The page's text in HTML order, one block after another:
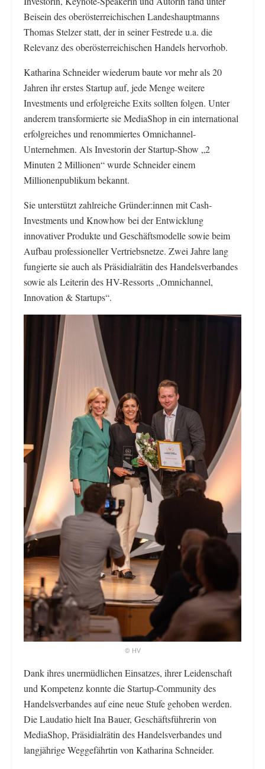
Beisein des oberösterreichischen Landeshauptmanns
Thomas Stelzer statt, der in seiner Festrede u.a. die
Relevanz des oberösterreichischen Handels hervorhob.
Katharina Schneider wiederum baute vor mehr als 20
Jahren ihr erstes Startup auf, jede Menge weitere
Investments und erfolgreiche Exits sollten folgen. Unter
anderem transformierte sie MediaShop in ein international
erfolgreiches und renommiertes Omnichannel-
Unternehmen. Als Investorin der Startup-Show „2
Minuten 2 Millionen“ wurde Schneider einem
Millionenpublikum bekannt.
Sie unterstützt zahlreiche Gründer:innen mit Cash-
Investments und Knowhow bei der Entwicklung
innovativer Produkte und Geschäftsmodelle sowie beim
Aufbau professioneller Vertriebsnetze. Zwei Jahre lang
fungierte sie auch als Präsidialrätin des Handelsverbandes
sowie als Leiterin des HV-Ressorts „Omnichannel,
Innovation & Startups“.
© HV
Dank ihres unermüdlichen Einsatzes, ihrer Leidenschaft
und Kompetenz konnte die Startup-Community des
Handelsverbandes auf eine neue Stufe gehoben werden.
Die Laudatio hielt Ina Bauer, Geschäftsführerin von
MediaShop, Präsidialrätin des Handelsverbandes und
langjährige Weggefährtin von Katharina Schneider.